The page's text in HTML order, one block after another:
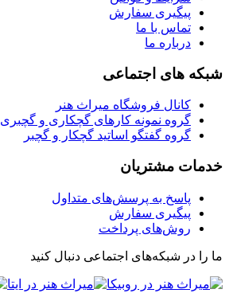
پیگیری سفارش
تماس با ما
درباره ما
شبکه های اجتماعی
کانال فروشگاه میراث هنر
گروه نمونه کارهای گچکاری و گچبری
گروه گفتگو اساتید گچکار و گچبر
خدمات مشتریان
پاسخ به پرسش‌های متداول
پیگیری سفارش
روش‌های پرداخت
ما را در شبکه‌های اجتماعی دنبال کنید